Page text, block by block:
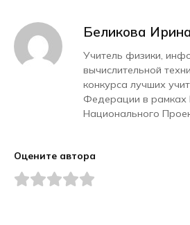
Беликова
Учитель физики,
вычислительной
конкурса лучших
Федерации в рамках
Национального
Оцените автора